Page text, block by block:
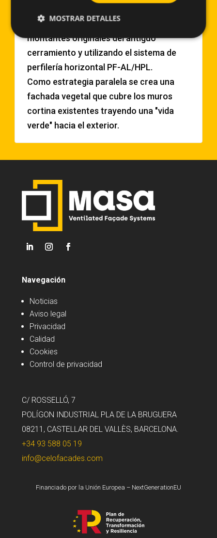
soporte de ha contado con los
montantes originales del antiguo
cerramiento y utilizando el sistema de
perfilería horizontal PF-AL/HPL.
Como estrategia paralela se crea una
fachada vegetal que cubre los muros
cortina existentes trayendo una "vida
verde" hacia el exterior.
Navegación
Noticias
Aviso legal
Privacidad
Calidad
Cookies
Control de privacidad
C/ ROSSELLÓ, 7
POLÍGON INDUSTRIAL PLA DE LA BRUGUERA
08211, CASTELLAR DEL VALLÈS, BARCELONA.
+34 93 588 05 19
info@celofacades.com
Financiado por la Unión Europea – NextGenerationEU
MOSTRAR DETALLES